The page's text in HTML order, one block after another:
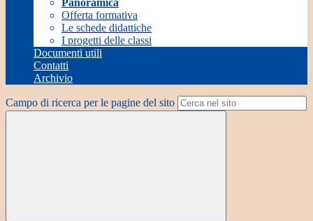
Panoramica
Offerta formativa
Le schede didattiche
I progetti delle classi
Documenti utili
Contatti
Archivio
Campo di ricerca per le pagine del sito